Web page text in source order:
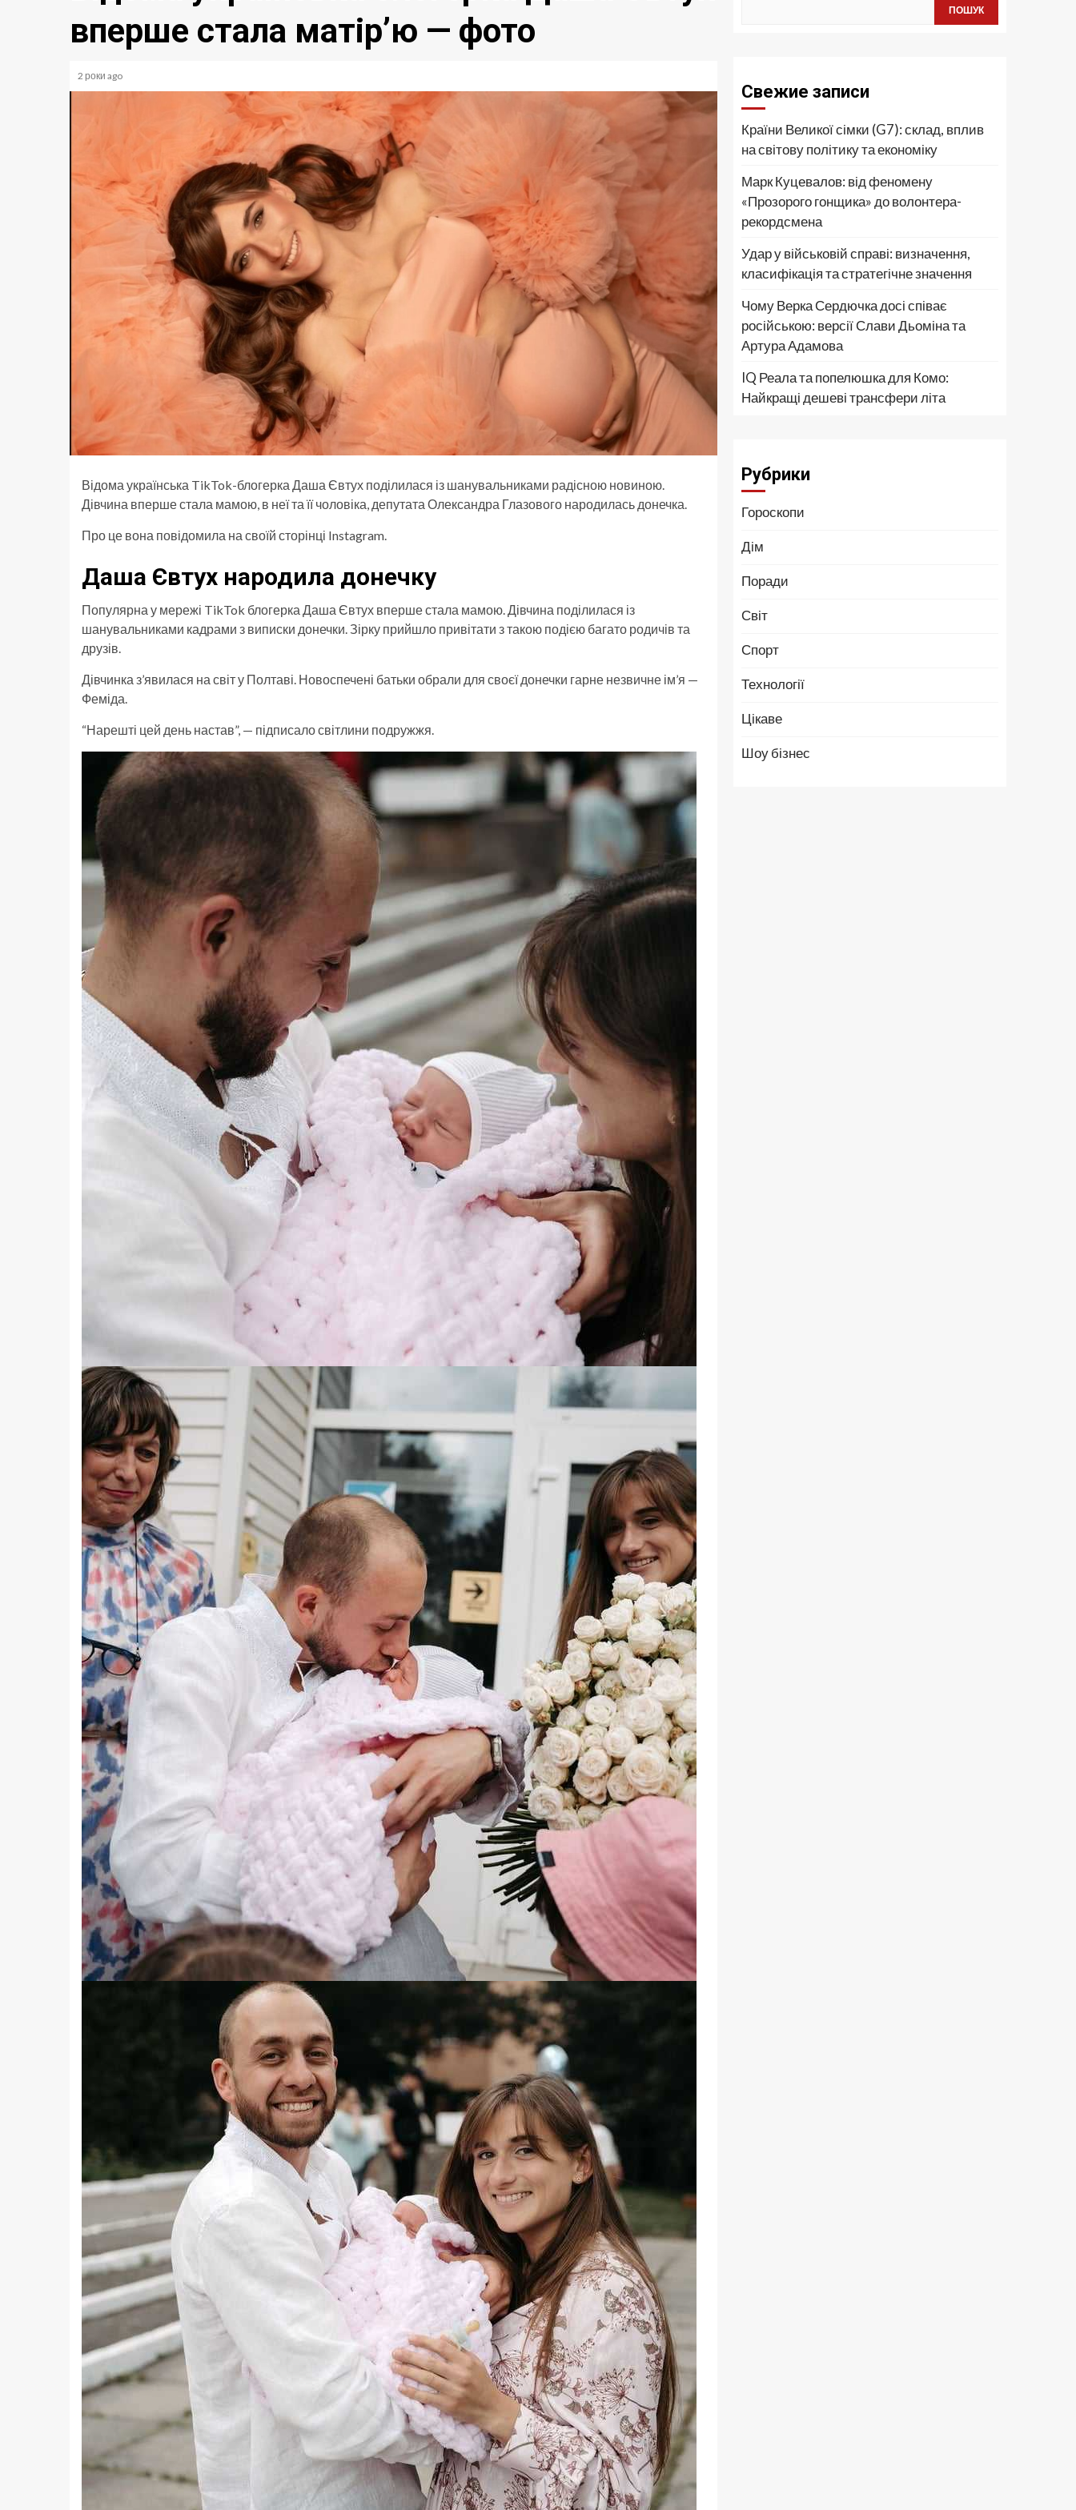
вперше стала матір’ю — фото
2 роки ago
Відома українська TikTok-блогерка Даша Євтух поділилася із шанувальниками радісною новиною.
Дівчина вперше стала мамою, в неї та її чоловіка, депутата Олександра Глазового народилась донечка.
Про це вона повідомила на своїй сторінці Instagram.
Даша Євтух народила донечку
Популярна у мережі TikTok блогерка Даша Євтух вперше стала мамою. Дівчина поділилася із
шанувальниками кадрами з виписки донечки. Зірку прийшло привітати з такою подією багато родичів та
друзів.
Дівчинка з’явилася на світ у Полтаві. Новоспечені батьки обрали для своєї донечки гарне незвичне ім’я —
Феміда.
“Нарешті цей день настав”, — підписало світлини подружжя.
ПОШУК
Свежие записи
Країни Великої сімки (G7): склад, вплив
на світову політику та економіку
Марк Куцевалов: від феномену
«Прозорого гонщика» до волонтера-
рекордсмена
Удар у військовій справі: визначення,
класифікація та стратегічне значення
Чому Верка Сердючка досі співає
російською: версії Слави Дьоміна та
Артура Адамова
IQ Реала та попелюшка для Комо:
Найкращі дешеві трансфери літа
Рубрики
Гороскопи
Дім
Поради
Світ
Спорт
Технології
Цікаве
Шоу бізнес